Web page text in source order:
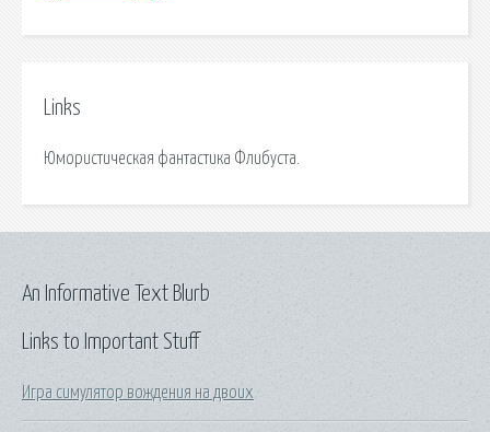
Links
Юмористическая фантастика Флибуста.
Links to Important Stuff
Игра симулятор вождения на двоих
An Informative Text Blurb